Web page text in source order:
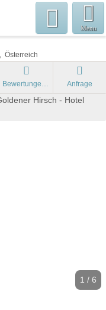
Menu
Österreich
Bewertungen Anfrage
1 / 6